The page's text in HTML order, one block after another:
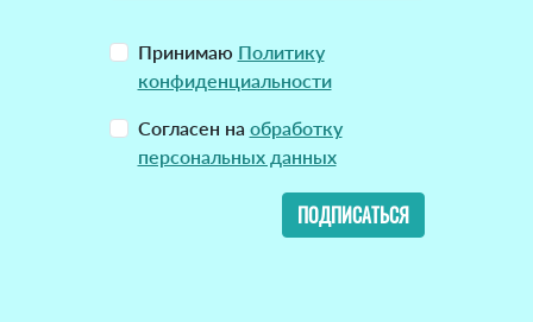
Принимаю Политику
конфиденциальности
Согласен на обработку
персональных данных
ПОДПИСАТЬСЯ